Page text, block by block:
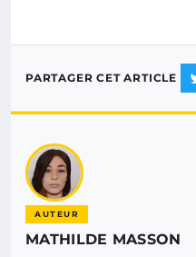
PARTAGER CET ARTICLE
AUTEUR
MATHILDE MASSON